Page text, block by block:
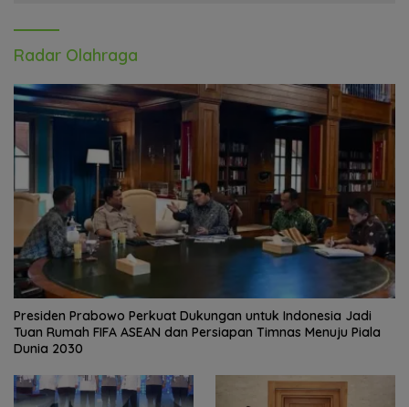
Radar Olahraga
Presiden Prabowo Perkuat Dukungan untuk Indonesia Jadi
Tuan Rumah FIFA ASEAN dan Persiapan Timnas Menuju Piala
Dunia 2030